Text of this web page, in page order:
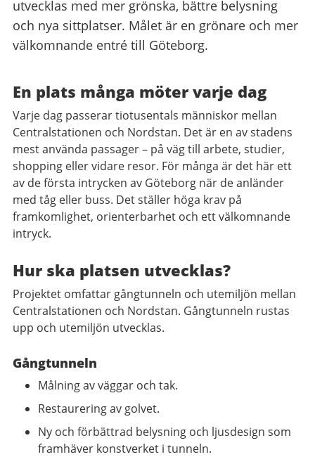
utvecklas med mer grönska, bättre belysning
och nya sittplatser. Målet är en grönare och mer
välkomnande entré till Göteborg.
En plats många möter varje dag
Varje dag passerar tiotusentals människor mellan
Centralstationen och Nordstan. Det är en av stadens
mest använda passager – på väg till arbete, studier,
shopping eller vidare resor. För många är det här ett
av de första intrycken av Göteborg när de anländer
med tåg eller buss. Det ställer höga krav på
framkomlighet, orienterbarhet och ett välkomnande
intryck.
Hur ska platsen utvecklas?
Projektet omfattar gångtunneln och utemiljön mellan
Centralstationen och Nordstan. Gångtunneln rustas
upp och utemiljön utvecklas.
Gångtunneln
Målning av väggar och tak.
Restaurering av golvet.
Ny och förbättrad belysning och ljusdesign som
framhäver konstverket i tunneln.